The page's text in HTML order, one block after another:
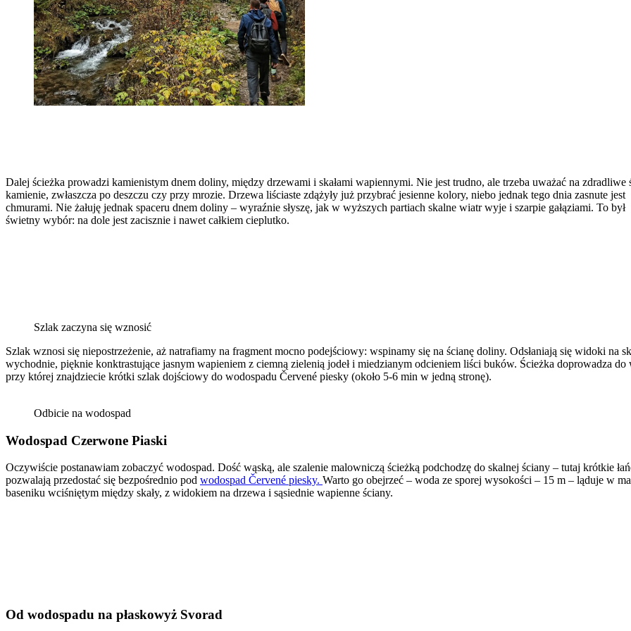
Dalej ścieżka prowadzi kamienistym dnem doliny, między drzewami i skałami wapiennymi. Nie jest trudno, ale trzeba uważać na zdradliwe
kamienie, zwłaszcza po deszczu czy przy mrozie. Drzewa liściaste zdążyły już przybrać jesienne kolory, niebo jednak tego dnia zasnute jest
chmurami. Nie żałuję jednak spaceru dnem doliny – wyraźnie słyszę, jak w wyższych partiach skalne wiatr wyje i szarpie gałąziami. To był
świetny wybór: na dole jest zacisznie i nawet całkiem cieplutko.
Szlak zaczyna się wznosić
Szlak wznosi się niepostrzeżenie, aż natrafiamy na fragment mocno podejściowy: wspinamy się na ścianę doliny. Odsłaniają się widoki na
wychodnie, pięknie konktrastujące jasnym wapieniem z ciemną zielenią jodeł i miedzianym odcieniem liści buków. Ścieżka doprowadza do
przy której znajdziecie krótki szlak dojściowy do wodospadu Červené piesky (około 5-6 min w jedną stronę).
Odbicie na wodospad
Wodospad Czerwone Piaski
Oczywiście postanawiam zobaczyć wodospad. Dość wąską, ale szalenie malowniczą ścieżką podchodzę do skalnej ściany – tutaj krótkie
pozwalają przedostać się bezpośrednio pod wodospad Červené piesky. Warto go obejrzeć – woda ze sporej wysokości – 15 m – ląduje w
baseniku wciśniętym między skały, z widokiem na drzewa i sąsiednie wapienne ściany.
Od wodospadu na płaskowyż Svorad